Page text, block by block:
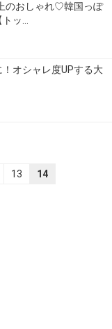
のおしゃれ♡韓国っぽ
ッ…
オシャレ度UPする大
13 14